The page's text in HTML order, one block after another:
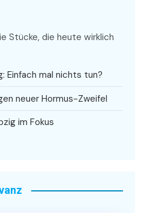
Stücke, die heute wirklich
Einfach mal nichts tun?
neuer Hormus-Zweifel
im Fokus